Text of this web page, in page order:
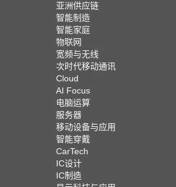
亚洲供应链
智能制造
智能家庭
物联网
宽频与无线
次时代移动通讯
Cloud
AI Focus
电脑运算
服务器
移动设备与应用
智能穿戴
CarTech
IC设计
IC制造